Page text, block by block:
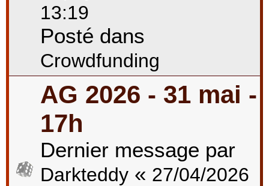
13:19
Posté dans
Crowdfunding
AG 2026 - 31 mai -
17h
Dernier message par
Darkteddy « 27/04/2026